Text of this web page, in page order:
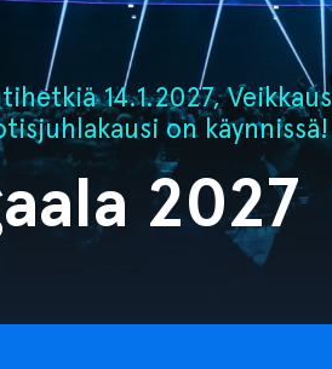
14.1.2027,
on käynnissä!
2027